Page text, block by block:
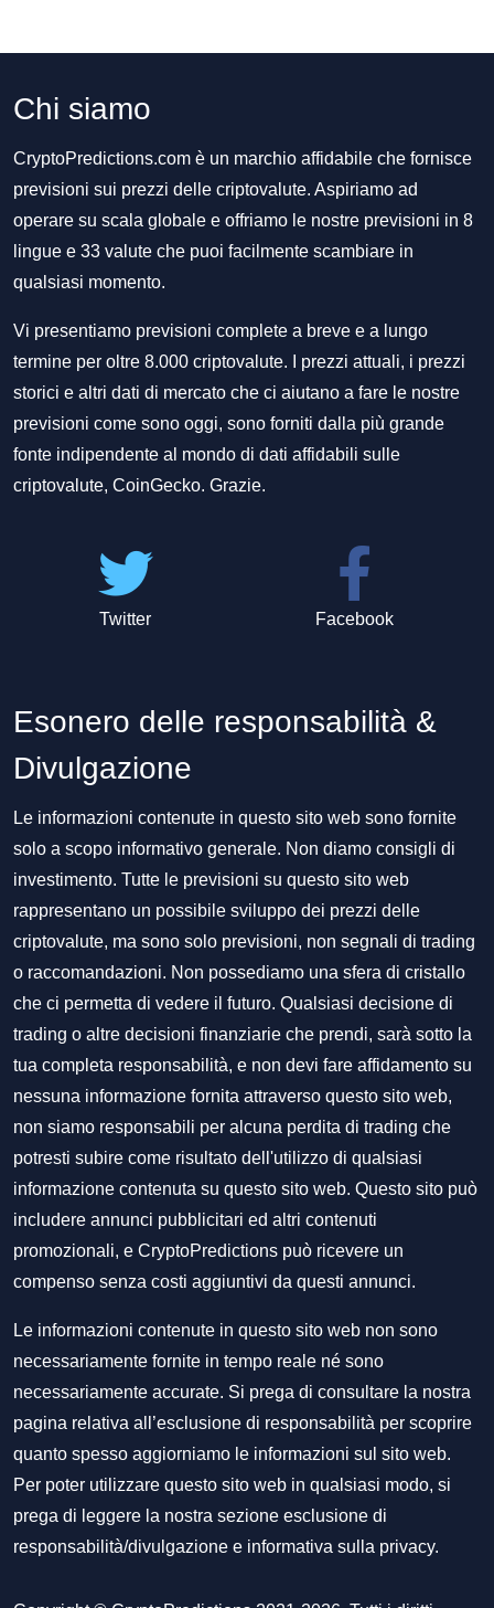
Chi siamo
CryptoPredictions.com è un marchio affidabile che fornisce
previsioni sui prezzi delle criptovalute. Aspiriamo ad
operare su scala globale e offriamo le nostre previsioni in 8
lingue e 33 valute che puoi facilmente scambiare in
qualsiasi momento.
Vi presentiamo previsioni complete a breve e a lungo
termine per oltre 8.000 criptovalute. I prezzi attuali, i prezzi
storici e altri dati di mercato che ci aiutano a fare le nostre
previsioni come sono oggi, sono forniti dalla più grande
fonte indipendente al mondo di dati affidabili sulle
criptovalute, CoinGecko. Grazie.
Twitter Facebook
Esonero delle responsabilità &
Divulgazione
Le informazioni contenute in questo sito web sono fornite
solo a scopo informativo generale. Non diamo consigli di
investimento. Tutte le previsioni su questo sito web
rappresentano un possibile sviluppo dei prezzi delle
criptovalute, ma sono solo previsioni, non segnali di trading
o raccomandazioni. Non possediamo una sfera di cristallo
che ci permetta di vedere il futuro. Qualsiasi decisione di
trading o altre decisioni finanziarie che prendi, sarà sotto la
tua completa responsabilità, e non devi fare affidamento su
nessuna informazione fornita attraverso questo sito web,
non siamo responsabili per alcuna perdita di trading che
potresti subire come risultato dell'utilizzo di qualsiasi
informazione contenuta su questo sito web. Questo sito può
includere annunci pubblicitari ed altri contenuti
promozionali, e CryptoPredictions può ricevere un
compenso senza costi aggiuntivi da questi annunci.
Le informazioni contenute in questo sito web non sono
necessariamente fornite in tempo reale né sono
necessariamente accurate. Si prega di consultare la nostra
pagina relativa all’esclusione di responsabilità per scoprire
quanto spesso aggiorniamo le informazioni sul sito web.
Per poter utilizzare questo sito web in qualsiasi modo, si
prega di leggere la nostra sezione esclusione di
responsabilità/divulgazione e informativa sulla privacy.